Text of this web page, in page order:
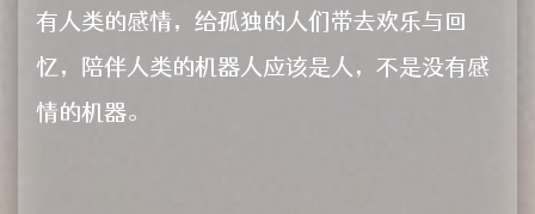
有人类的感情，给孤独的人们带去欢乐与回
忆，陪伴人类的机器人应该是人，不是没有感
情的机器。